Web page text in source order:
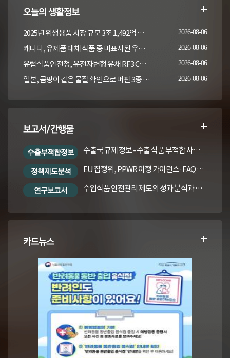
오늘의 생활정보
2025년 위생용품 시장 규모 3조 1,492억 원, 작년 대비 9.7% 증가 2026-08-06
캐나다, 유제품 대체 식품 중 미표시된 우유 검사 결과 발표(2022-2023) 2026-08-06
유럽식품안전청, 유전자변형 유채 RF3 CQ Brassica juncea 평가 2026-08-06
일본, 곰팡이 같은 물질 확인으로 머핀 3종 회수 2026-08-06
보고서/간행물
수출부적합정보 수출국 규제 정보 - 수출 식품 부적합 사례 및 관련 기준·규격('26년 1분기)
정책제도분석 EU 집행위, PPWR 이행 가이던스·FAQ 번역본
연구보고서 수입식품 안전관리 제도의 성과 분석과 수입식품법령의 재정비 방안
카드뉴스